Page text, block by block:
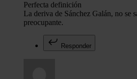
Perfecta definición
La deriva de Sánchez Galán, no se
preocupante.
Responder